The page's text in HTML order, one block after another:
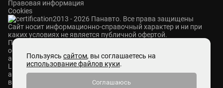
2013 - 2026 Панавто. Все права защищены
Cайт носит информационно-справочный характер и ни при
каких условиях не является публичной офертой.
Правовая информация
Cookies
ПАНАВТО — сеть премиальных автосалонов в Москве. Мы
осуществляем продажу и сервисное обслуживание
автомобилей Mercedes-Benz, Voyah, Aurus, Hongqi, Avatr,
Lixiang, M-Hero, ROX и Zeekr. Также у нас представлены
автомобили с пробегом абсолютно разных брендов. Мы
выкупаем автомобили любых марок, ставим на комиссию и
Пользуясь сайтом, вы соглашаетесь на
использование файлов куки.
Соглашаюсь